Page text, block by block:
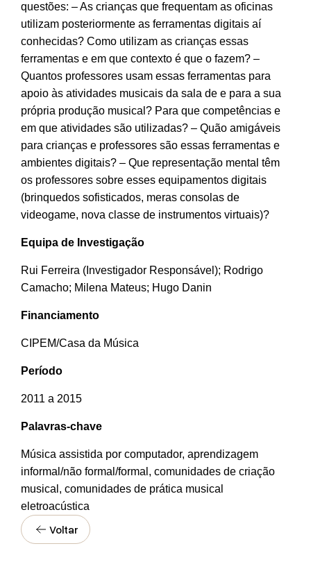
questões: – As crianças que frequentam as oficinas
utilizam posteriormente as ferramentas digitais aí
conhecidas? Como utilizam as crianças essas
ferramentas e em que contexto é que o fazem? –
Quantos professores usam essas ferramentas para
apoio às atividades musicais da sala de e para a sua
própria produção musical? Para que competências e
em que atividades são utilizadas? – Quão amigáveis
para crianças e professores são essas ferramentas e
ambientes digitais? – Que representação mental têm
os professores sobre esses equipamentos digitais
(brinquedos sofisticados, meras consolas de
videogame, nova classe de instrumentos virtuais)?
Equipa de Investigação
Rui Ferreira (Investigador Responsável); Rodrigo
Camacho; Milena Mateus; Hugo Danin
Financiamento
CIPEM/Casa da Música
Período
2011 a 2015
Palavras-chave
Música assistida por computador, aprendizagem
informal/não formal/formal, comunidades de criação
musical, comunidades de prática musical
eletroacústica
Voltar